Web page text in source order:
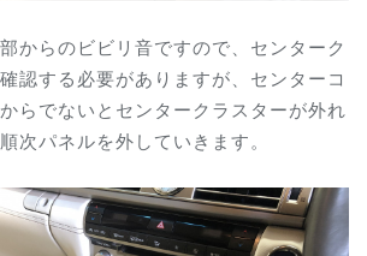
からのビビリ音ですので、センターク
認する必要がありますが、センターコ
らでないとセンタークラスターが外れ
次パネルを外していきます。